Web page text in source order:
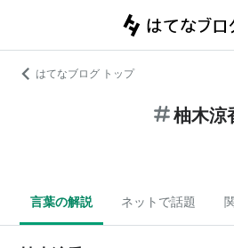
はてなブログ トップ
柚木涼
言葉の解説 ネットで話題